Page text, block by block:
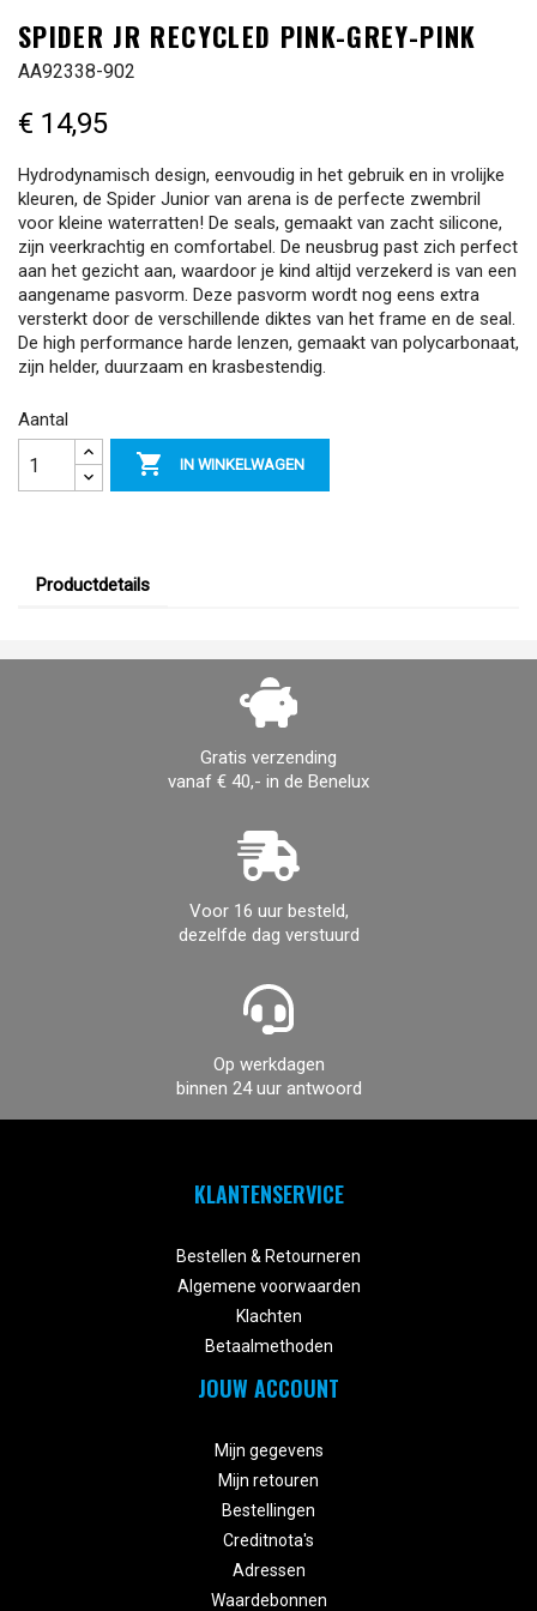
SPIDER JR RECYCLED PINK-GREY-PINK
AA92338-902
€ 14,95
Hydrodynamisch design, eenvoudig in het gebruik en in vrolijke
kleuren, de Spider Junior van arena is de perfecte zwembril
voor kleine waterratten! De seals, gemaakt van zacht silicone,
zijn veerkrachtig en comfortabel. De neusbrug past zich perfect
aan het gezicht aan, waardoor je kind altijd verzekerd is van een
aangename pasvorm. Deze pasvorm wordt nog eens extra
versterkt door de verschillende diktes van het frame en de seal.
De high performance harde lenzen, gemaakt van polycarbonaat,
zijn helder, duurzaam en krasbestendig.
Aantal
 IN WINKELWAGEN
Productdetails
Gratis verzending
vanaf € 40,- in de Benelux
Voor 16 uur besteld,
dezelfde dag verstuurd
Op werkdagen
binnen 24 uur antwoord
KLANTENSERVICE
Bestellen & Retourneren
Algemene voorwaarden
Klachten
Betaalmethoden
JOUW ACCOUNT
Mijn gegevens
Mijn retouren
Bestellingen
Creditnota's
Adressen
Waardebonnen